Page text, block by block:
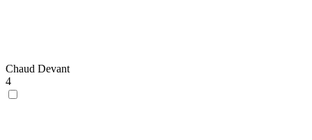
Chaud Devant
4